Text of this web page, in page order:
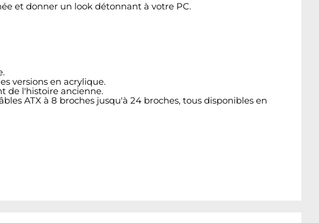
et donner un look détonnant à votre PC.
versions en acrylique.
de l'histoire ancienne.
ATX à 8 broches jusqu'à 24 broches, tous disponibles en